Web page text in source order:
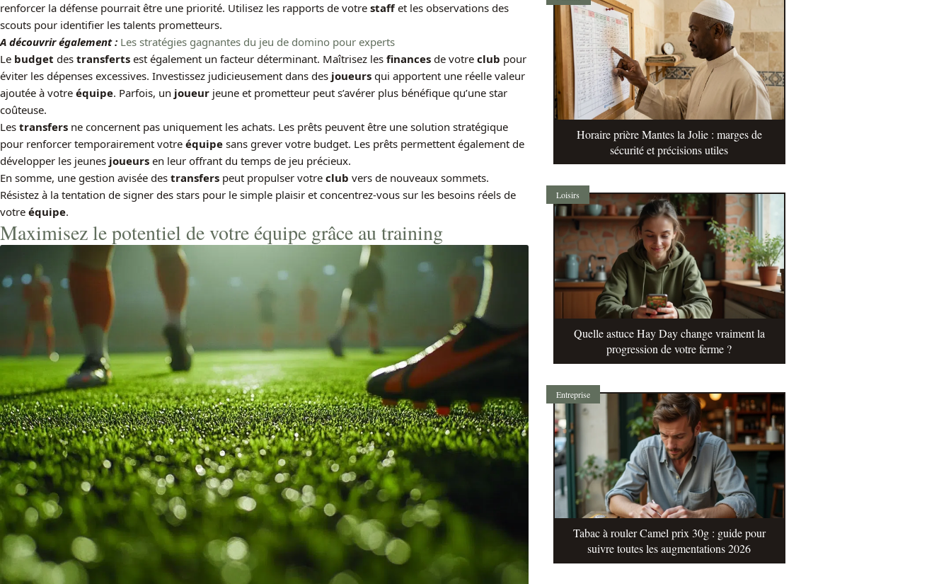
renforcer la défense pourrait être une priorité. Utilisez les rapports de votre staffet les observations des
scouts pour identifier les talents prometteurs.
A découvrir également : Les stratégies gagnantes du jeu de domino pour experts
Le budget des transferts est également un facteur déterminant. Maîtrisez les finances de votre club pour
éviter les dépenses excessives. Investissez judicieusement dans des joueurs qui apportent une réelle valeur
ajoutée à votre équipe. Parfois, un joueur jeune et prometteur peut s’avérer plus bénéfique qu’une star
coûteuse.
Les transfers ne concernent pas uniquement les achats. Les prêts peuvent être une solution stratégique
pour renforcer temporairement votre équipe sans grever votre budget. Les prêts permettent également de
développer les jeunes joueurs en leur offrant du temps de jeu précieux.
En somme, une gestion avisée des transfers peut propulser votre club vers de nouveaux sommets.
Résistez à la tentation de signer des stars pour le simple plaisir et concentrez-vous sur les besoins réels de
votre équipe.
Maximisez le potentiel de votre équipe grâce au training
Horaire prière Mantes la Jolie : marges de
sécurité et précisions utiles
Loisirs
Quelle astuce Hay Day change vraiment la
progression de votre ferme ?
Entreprise
Tabac à rouler Camel prix 30g : guide pour
suivre toutes les augmentations 2026